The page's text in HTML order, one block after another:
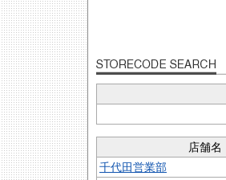
店舗名
千代田営業部